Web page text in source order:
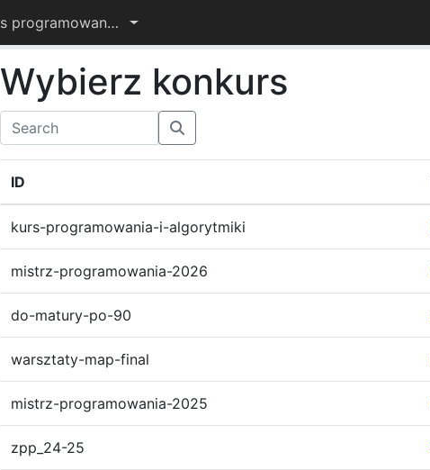
Kurs OI (kurs programowania i algorytmiki)
Wybierz konkurs
ID
kurs-programowania-i-algorytmiki
mistrz-programowania-2026
do-matury-po-90
warsztaty-map-final
mistrz-programowania-2025
zpp_24-25